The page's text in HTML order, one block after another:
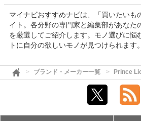
マイナビおすすめナビは、「買いたいも
イト。各分野の専門家と編集部があなた
を厳選してご紹介します。モノ選びに悩
トに自分の欲しいモノが見つけられます。
ブランド・メーカー一覧 Prince